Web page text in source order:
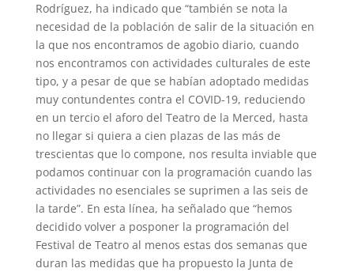
Rodríguez, ha indicado que “también se nota la
necesidad de la población de salir de la situación en
la que nos encontramos de agobio diario, cuando
nos encontramos con actividades culturales de este
tipo, y a pesar de que se habían adoptado medidas
muy contundentes contra el COVID-19, reduciendo
en un tercio el aforo del Teatro de la Merced, hasta
no llegar si quiera a cien plazas de las más de
trescientas que lo compone, nos resulta inviable que
podamos continuar con la programación cuando las
actividades no esenciales se suprimen a las seis de
la tarde”. En esta línea, ha señalado que “hemos
decidido volver a posponer la programación del
Festival de Teatro al menos estas dos semanas que
duran las medidas que ha propuesto la Junta de